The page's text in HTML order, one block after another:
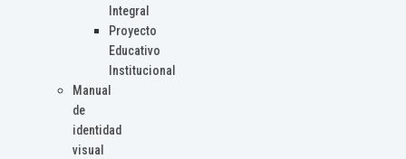
Integral
Proyecto
Educativo
Institucional
Manual
de
identidad
visual